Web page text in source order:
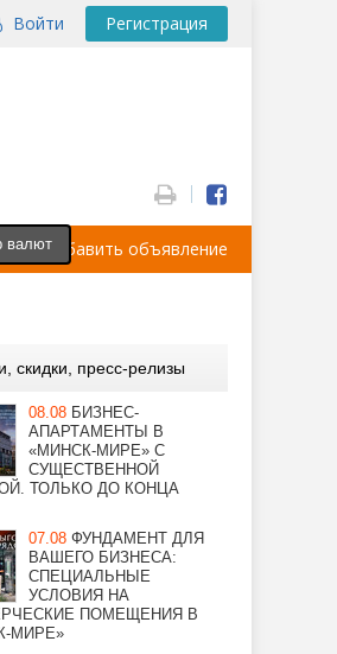
Войти Регистрация
Добавить объявление
скидки, пресс-релизы
08.08 БИЗНЕС-
АПАРТАМЕНТЫ В
«МИНСК-МИРЕ» С
СУЩЕСТВЕННОЙ
ТОЛЬКО ДО КОНЦА
07.08 ФУНДАМЕНТ ДЛЯ
ВАШЕГО БИЗНЕСА:
СПЕЦИАЛЬНЫЕ
УСЛОВИЯ НА
ПОМЕЩЕНИЯ В
МИРЕ»
валют